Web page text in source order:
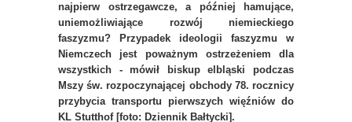
najpierw ostrzegawcze, a później hamujące,
uniemożliwiające rozwój niemieckiego
faszyzmu? Przypadek ideologii faszyzmu w
Niemczech jest poważnym ostrzeżeniem dla
wszystkich - mówił biskup elbląski podczas
Mszy św. rozpoczynającej obchody 78. rocznicy
przybycia transportu pierwszych więźniów do
KL Stutthof [foto: Dziennik Bałtycki].